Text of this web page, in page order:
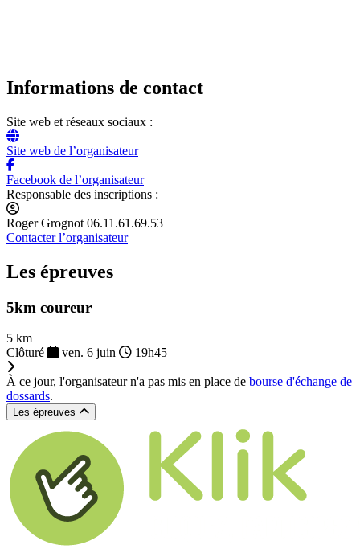
Informations de contact
Site web et réseaux sociaux :
Site web de l’organisateur
Facebook de l’organisateur
Responsable des inscriptions :
Roger Grognot 06.11.61.69.53
Contacter l’organisateur
Les épreuves
5km coureur
5 km
Clôturé
ven. 6 juin 19h45
À ce jour, l'organisateur n'a pas mis en place de bourse d'échange de
dossards.
Les épreuves